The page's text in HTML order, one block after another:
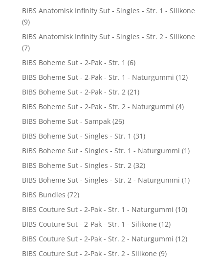
BIBS Anatomisk Infinity Sut - Singles - Str. 1 - Silikone
(9)
BIBS Anatomisk Infinity Sut - Singles - Str. 2 - Silikone
(7)
BIBS Boheme Sut - 2-Pak - Str. 1 (6)
BIBS Boheme Sut - 2-Pak - Str. 1 - Naturgummi (12)
BIBS Boheme Sut - 2-Pak - Str. 2 (21)
BIBS Boheme Sut - 2-Pak - Str. 2 - Naturgummi (4)
BIBS Boheme Sut - Sampak (26)
BIBS Boheme Sut - Singles - Str. 1 (31)
BIBS Boheme Sut - Singles - Str. 1 - Naturgummi (1)
BIBS Boheme Sut - Singles - Str. 2 (32)
BIBS Boheme Sut - Singles - Str. 2 - Naturgummi (1)
BIBS Bundles (72)
BIBS Couture Sut - 2-Pak - Str. 1 - Naturgummi (10)
BIBS Couture Sut - 2-Pak - Str. 1 - Silikone (12)
BIBS Couture Sut - 2-Pak - Str. 2 - Naturgummi (12)
BIBS Couture Sut - 2-Pak - Str. 2 - Silikone (9)